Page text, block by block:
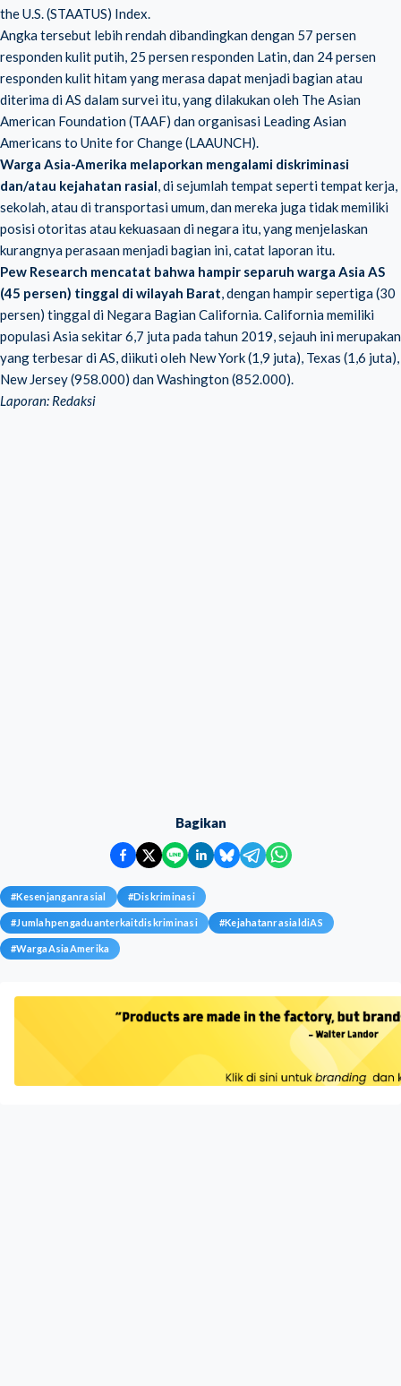
the U.S. (STAATUS) Index.
Angka tersebut lebih rendah dibandingkan dengan 57 persen
responden kulit putih, 25 persen responden Latin, dan 24 persen
responden kulit hitam yang merasa dapat menjadi bagian atau
diterima di AS dalam survei itu, yang dilakukan oleh The Asian
American Foundation (TAAF) dan organisasi Leading Asian
Americans to Unite for Change (LAAUNCH).
Warga Asia-Amerika melaporkan mengalami diskriminasi
dan/atau kejahatan rasial, di sejumlah tempat seperti tempat kerja,
sekolah, atau di transportasi umum, dan mereka juga tidak memiliki
posisi otoritas atau kekuasaan di negara itu, yang menjelaskan
kurangnya perasaan menjadi bagian ini, catat laporan itu.
Pew Research mencatat bahwa hampir separuh warga Asia AS
(45 persen) tinggal di wilayah Barat, dengan hampir sepertiga (30
persen) tinggal di Negara Bagian California. California memiliki
populasi Asia sekitar 6,7 juta pada tahun 2019, sejauh ini merupakan
yang terbesar di AS, diikuti oleh New York (1,9 juta), Texas (1,6 juta),
New Jersey (958.000) dan Washington (852.000).
Laporan: Redaksi
Bagikan
#Kesenjanganrasial #Diskriminasi
#Jumlahpengaduanterkaitdiskriminasi #KejahatanrasialdiAS
#WargaAsiaAmerika